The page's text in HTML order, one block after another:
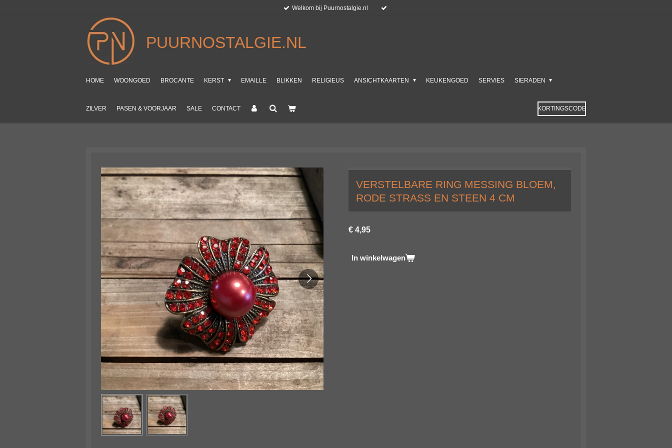
Welkom bij Puurnostalgie.nl
PUURNOSTALGIE.NL
HOME WOONGOED BROCANTE KERST EMAILLE BLIKKEN RELIGIEUS ANSICHTKAARTEN KEUKENGOED SERVIES SIERADEN
ZILVER PASEN & VOORJAAR SALE CONTACT KORTINGSCODE
VERSTELBARE RING MESSING BLOEM,
RODE STRASS EN STEEN 4 CM
€ 4,95
In winkelwagen